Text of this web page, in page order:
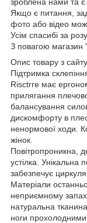
Якщо є питання,
фото або відео
Усім спасибі за
З повагою магазин
Опис товару з
Підтримка
Risctrre має
прилягання
балансування
дискомфорту в
ненормової ходи.
жінок.
Повітропроникна,
устілка. Унікальна
забезпечує
Матеріали
неприємному
натуральна
ноги